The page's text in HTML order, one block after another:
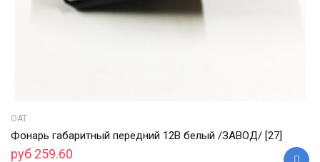
ОАТ
Фонарь габаритный передний 12В белый /ЗАВОД/ [27]
руб 259.60